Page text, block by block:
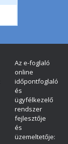
Az e-foglaló
online
időpontfoglaló
és
ügyfélkezelő
rendszer
fejlesztője
és
üzemeltetője: